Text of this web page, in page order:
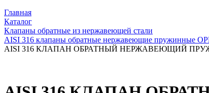
Главная
Каталог
Клапаны обратные из нержавеющей стали
AISI 316 клапаны обратные нержавеющие пружинные
AISI 316 КЛАПАН ОБРАТНЫЙ НЕРЖАВЕЮЩИЙ